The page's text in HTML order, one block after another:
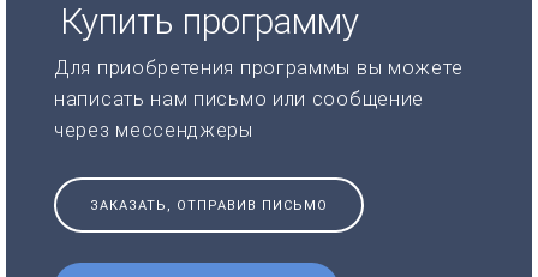
Купить программу
Для приобретения программы вы можете
написать нам письмо или сообщение
через мессенджеры
ЗАКАЗАТЬ, ОТПРАВИВ ПИСЬМО